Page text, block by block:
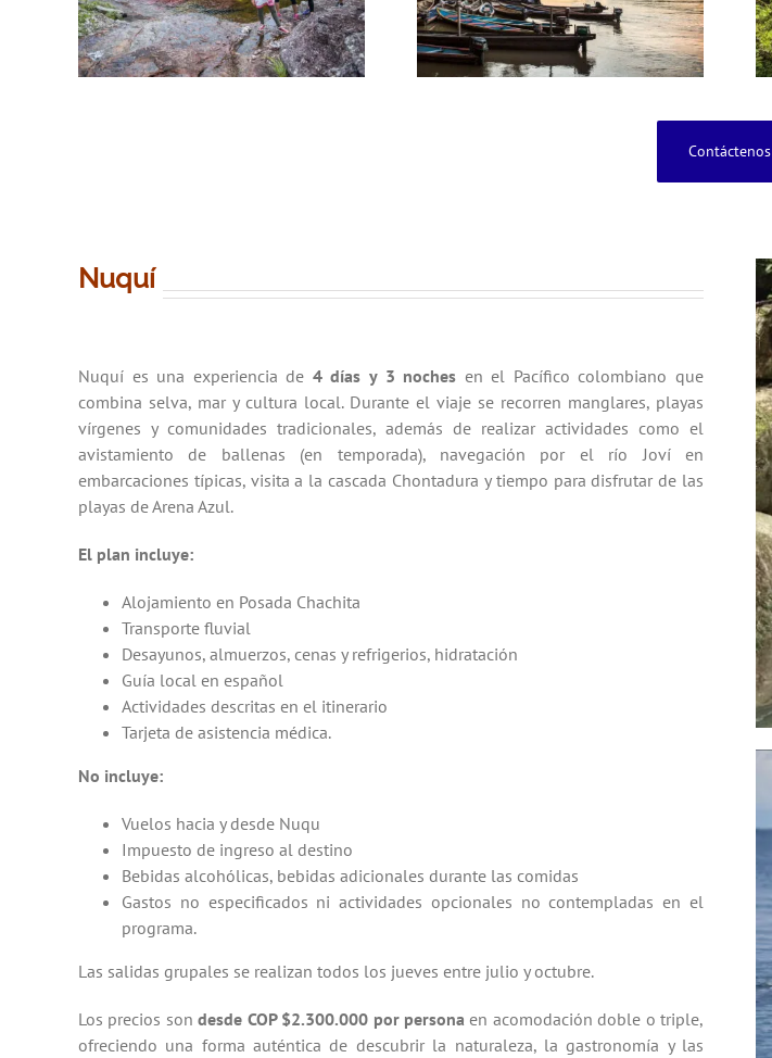
Contáctenos
Nuquí
Nuquí es una experiencia de 4 días y 3 noches en el Pacífico colombiano que
combina selva, mar y cultura local. Durante el viaje se recorren manglares, playas
vírgenes y comunidades tradicionales, además de realizar actividades como el
avistamiento de ballenas (en temporada), navegación por el río Joví en
embarcaciones típicas, visita a la cascada Chontadura y tiempo para disfrutar de las
playas de Arena Azul.
El plan incluye:
Alojamiento en Posada Chachita
Transporte fluvial
Desayunos, almuerzos, cenas y refrigerios, hidratación
Guía local en español
Actividades descritas en el itinerario
Tarjeta de asistencia médica.
No incluye:
Vuelos hacia y desde Nuqu
Impuesto de ingreso al destino
Bebidas alcohólicas, bebidas adicionales durante las comidas
Gastos no especificados ni actividades opcionales no contempladas en el
programa.
Las salidas grupales se realizan todos los jueves entre julio y octubre.
Los precios sondesde COP $2.300.000 por persona en acomodación doble o triple,
ofreciendo una forma auténtica de descubrir la naturaleza, la gastronomía y las